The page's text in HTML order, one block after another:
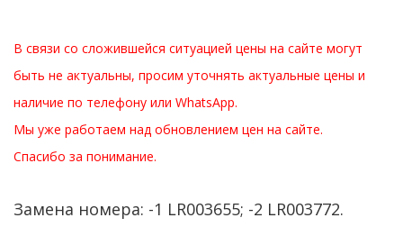
В связи со сложившейся ситуацией цены на сайте могут
быть не актуальны, просим уточнять актуальные цены и
наличие по телефону или WhatsApp.
Мы уже работаем над обновлением цен на сайте.
Спасибо за понимание.
Замена номера: -1 LR003655; -2 LR003772.